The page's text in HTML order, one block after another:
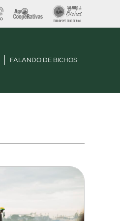
FALANDO DE BICHOS